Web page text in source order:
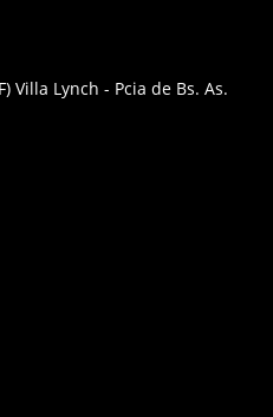
Villa Lynch - Pcia de Bs. As.